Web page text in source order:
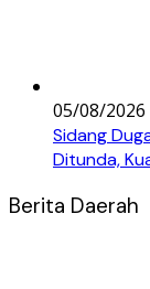
05/08/2026
Sidang
Ditunda,
Berita Daerah